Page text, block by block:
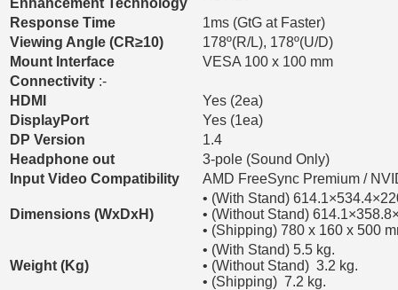
Response Time
1ms (GtG at Faster)
Viewing Angle (CR≥10)
178º(R/L), 178º(U/D)
Mount Interface
VESA 100 x 100 mm
Connectivity :-
HDMI
Yes (2ea)
DisplayPort
Yes (1ea)
DP Version
1.4
Headphone out
3-pole (Sound Only)
Input Video Compatibility
AMD FreeSync Premium /
Dimensions (WxDxH)
• (With Stand)
• (Without Stand)
• (Shipping) 780 x 160 x 500
Weight (Kg)
• (With Stand) 5.5 kg.
• (Without Stand) 3.2 kg.
• (Shipping) 7.2 kg.